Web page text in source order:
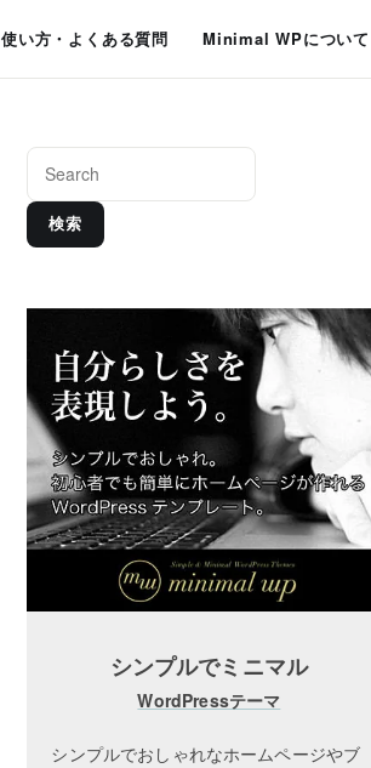
使い方・よくある質問 Minimal WPについて
検索
シンプルでミニマル
WordPressテーマ
シンプルでおしゃれなホームページやブ